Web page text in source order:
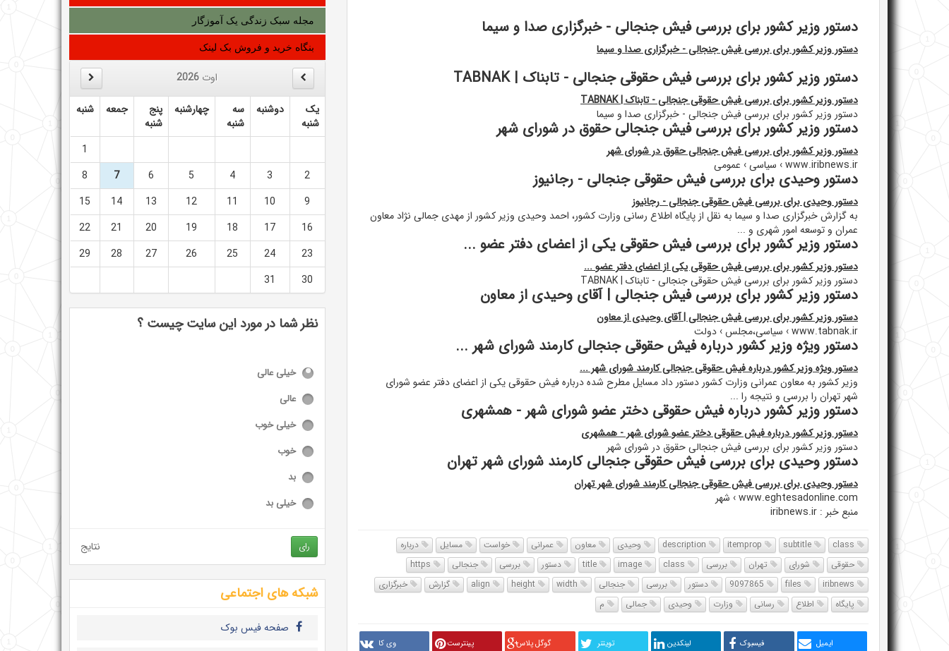
دستور وزیر کشور برای بررسی فیش جنجالی - خبرگزاری صدا و سیما
دستور وزیر کشور برای بررسی فیش جنجالی - خبرگزاری صدا و سیما
دستور وزیر کشور برای بررسی فیش حقوقی جنجالی - تابناک | TABNAK
دستور وزیر کشور برای بررسی فیش حقوقی جنجالی - تابناک | TABNAK
دستور وزیر کشور برای بررسی فیش جنجالی - خبرگزاری صدا و سیما
دستور وزیر کشور برای بررسی فیش جنجالی حقوق در شورای شهر
دستور وزیر کشور برای بررسی فیش جنجالی حقوق در شورای شهر
www.iribnews.ir › سیاسی › عمومی
دستور وحیدی برای بررسی فیش حقوقی جنجالی - رجانیوز
دستور وحیدی برای بررسی فیش حقوقی جنجالی - رجانیوز
به گزارش خبرگزاری صدا و سیما به نقل از پایگاه اطلاع رسانی وزارت کشور، احمد وحیدی وزیر کشور از مهدی جمالی نژاد معاون
عمران و توسعه امور شهری و ...
دستور وزیر کشور برای بررسی فیش حقوقی یکی از اعضای دفتر عضو ...
دستور وزیر کشور برای بررسی فیش حقوقی یکی از اعضای دفتر عضو ...
دستور وزیر کشور برای بررسی فیش حقوقی جنجالی - تابناک | TABNAK
دستور وزیر کشور برای بررسی فیش جنجالی | آقای وحیدی از معاون
دستور وزیر کشور برای بررسی فیش جنجالی | آقای وحیدی از معاون
www.tabnak.ir › سیاسی،مجلس › دولت
دستور ویژه وزیر کشور درباره فیش حقوقی جنجالی کارمند شورای شهر ...
دستور ویژه وزیر کشور درباره فیش حقوقی جنجالی کارمند شورای شهر ...
وزیر کشور به معاون عمرانی وزارت کشور دستور داد مسایل مطرح شده درباره فیش حقوقی یکی از اعضای دفتر عضو شورای
شهر تهران را بررسی و نتیجه را ...
دستور وزیر کشور درباره فیش حقوقی دختر عضو شورای شهر - همشهری
دستور وزیر کشور درباره فیش حقوقی دختر عضو شورای شهر - همشهری
دستور وزیر کشور برای بررسی فیش جنجالی حقوق در شورای شهر
دستور وحیدی برای بررسی فیش حقوقی جنجالی کارمند شورای شهر تهران
دستور وحیدی برای بررسی فیش حقوقی جنجالی کارمند شورای شهر تهران
www.eghtesadonline.com › شهر
منبع خبر : iribnews.ir
وحیدی معاون عمرانی خواست مسایل
درباره
حقوقی
شورای تهران بررسی دستور بررسی جنجالی
دستور بررسی جنجالی گزارش
خبرگزاری
پایگاه
اطلاع رسانی وزارت وحیدی جمالی م
ایمیل فیسبوک لینکدین تويتنر گوگل پلاس پینترست وی کا
مجله سبک زندگی یک آموزگار
بنگاه خرید و فروش بک لینک
اوت 2026
یک
شنبه
دوشنبه
سه
شنبه
چهارشنبه
پنج
شنبه
جمعه شنبه
1
2
3
4
5
6
7
8
9
10
11
12
13
14
15
16
17
18
19
20
21
22
23
24
25
26
27
28
29
30
31
نظر شما در مورد این سایت چیست ؟
خیلی عالی
عالی
خیلی خوب
خوب
بد
خیلی بد
رای نتایج
شبکه های اجتماعی
صفحه فیس بوک